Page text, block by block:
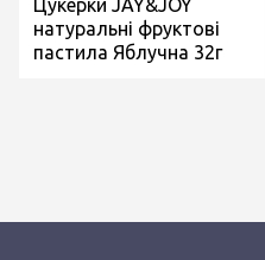
Цукерки JAY&JOY
натуральні фруктові
пастила Яблучна 32г